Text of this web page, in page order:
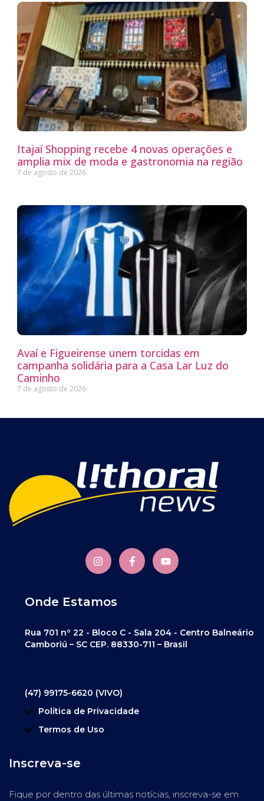
Itajaí Shopping recebe 4 novas operações e
amplia mix de moda e gastronomia na região
7 de agosto de 2026
Avaí e Figueirense unem torcidas em
campanha solidária para a Casa Lar Luz do
Caminho
7 de agosto de 2026
Onde Estamos
Rua 701 nº 22 - Bloco C - Sala 204 - Centro Balneário
Camboriú – SC CEP. 88330-711 – Brasil
(47) 99175-6620 (VIVO)
Política de Privacidade
Termos de Uso
Inscreva-se
Fique por dentro das últimas notícias, inscreva-se em